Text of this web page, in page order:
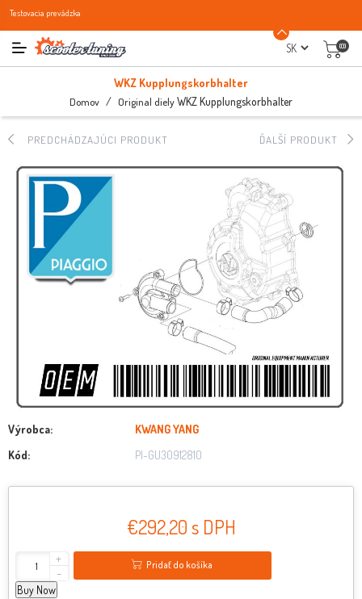
Testovacia prevádzka
(0)
WKZ Kupplungskorbhalter
Domov / Original dielyWKZ Kupplungskorbhalter
PREDCHÁDZAJÚCI PRODUKT ĎALŠÍ PRODUKT
Výrobca:
KWANG YANG
Kód:
PI-GU30912810
€292,20 s DPH
+
-
Pridať do košíka
Buy Now